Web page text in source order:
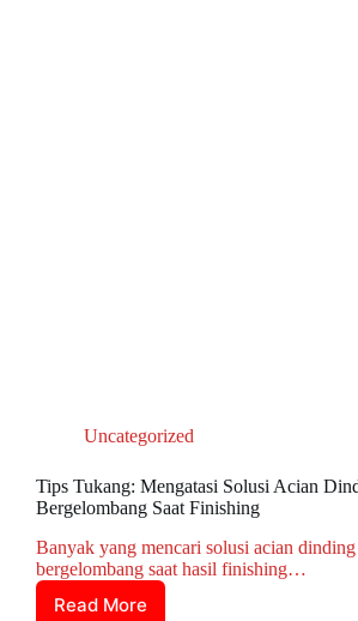
Uncategorized
Tips Tukang: Mengatasi Solusi Acian
Bergelombang Saat Finishing
Banyak yang mencari solusi acian dinding
bergelombang saat hasil finishing…
Read More